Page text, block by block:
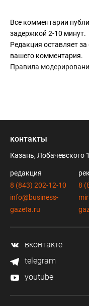
Все комментарии
задержкой 2-10 минут.
Редакция оставляет
вашего комментария.
Правила
контакты
Казань, Лобачевского
редакция
8 (843) 202-12-10
info@business-
gazeta.ru
8
вконтакте
telegram
youtube